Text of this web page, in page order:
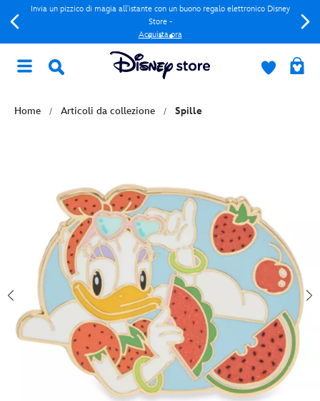
Invia un pizzico di magia all'istante con un buono regalo elettronico Disney
Store -
Acquista ora
Home Articoli da collezione Spille